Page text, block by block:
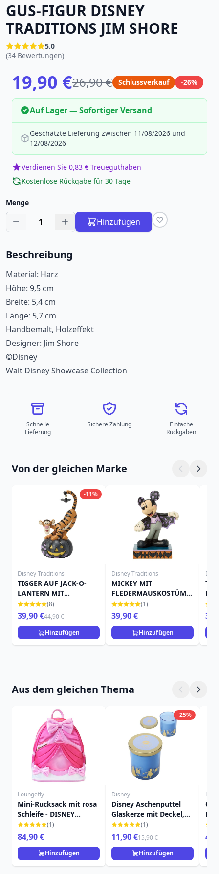
GUS-FIGUR DISNEY
TRADITIONS JIM SHORE
5.0
(34 Bewertungen)
19,90 €26,90 € Schlussverkauf -26%
Auf Lager — Sofortiger Versand
Geschätzte Lieferung zwischen 11/08/2026 und
12/08/2026
Verdienen Sie 0,83 € Treueguthaben
Kostenlose Rückgabe für 30 Tage
Menge
1 Hinzufügen
Beschreibung
Material: Harz
Höhe: 9,5 cm
Breite: 5,4 cm
Länge: 5,7 cm
Handbemalt, Holzeffekt
Designer: Jim Shore
©Disney
Walt Disney Showcase Collection
Schnelle
Lieferung
Sichere Zahlung
Einfache
Rückgaben
Von der gleichen Marke
-11%
Disney Traditions
TIGGER AUF JACK-O-
LANTERN MIT
FLEDERMAUS - DISNEY
TRADITIONS
(8)
39,90 €44,90 €
Hinzufügen
Disney Traditions
MICKEY MIT
FLEDERMAUSKOSTÜM -
DISNEY TRADITIONS
(1)
39,90 €
Hinzufügen
Aus dem gleichen Thema
Loungefly
Mini-Rucksack mit rosa
Schleife - DISNEY
LOUNGEFLY
Aschenputtel 75.
Jubiläum
(1)
84,90 €
Hinzufügen
-25%
Disney
Disney Aschenputtel
Glaskerze mit Deckel,
Gardenie & Kürbis
(1)
11,90 €15,90 €
Hinzufügen